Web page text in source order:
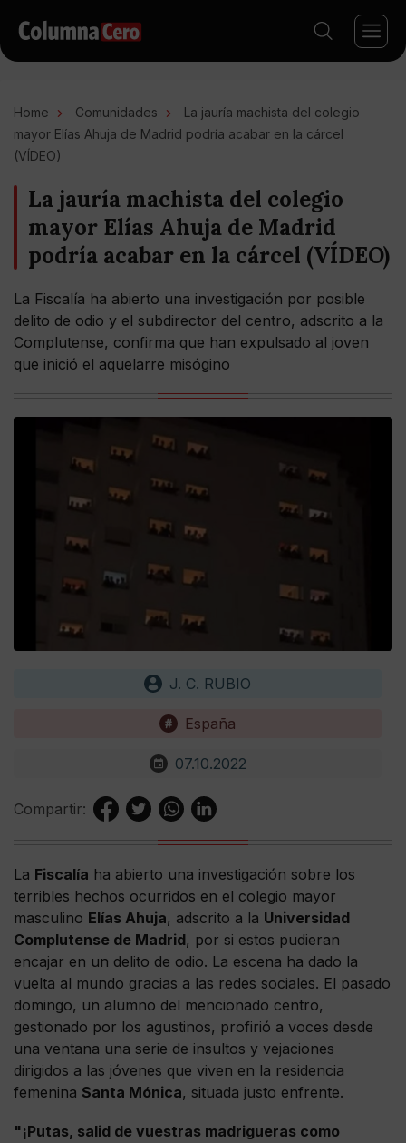
Home Comunidades
La jauría machista del colegio
mayor Elías Ahuja de Madrid podría acabar en la cárcel
(VÍDEO)
La jauría machista del colegio
mayor Elías Ahuja de Madrid
podría acabar en la cárcel (VÍDEO)
La Fiscalía ha abierto una investigación por posible
delito de odio y el subdirector del centro, adscrito a la
Complutense, confirma que han expulsado al joven
que inició el aquelarre misógino
J. C. RUBIO
España
07.10.2022
Compartir:
La Fiscalía ha abierto una investigación sobre los
terribles hechos ocurridos en el colegio mayor
masculino Elías Ahuja, adscrito a la Universidad
Complutense de Madrid, por si estos pudieran
encajar en un delito de odio. La escena ha dado la
vuelta al mundo gracias a las redes sociales. El pasado
domingo, un alumno del mencionado centro,
gestionado por los agustinos, profirió a voces desde
una ventana una serie de insultos y vejaciones
dirigidos a las jóvenes que viven en la residencia
femenina Santa Mónica, situada justo enfrente.
"¡Putas, salid de vuestras madrigueras como